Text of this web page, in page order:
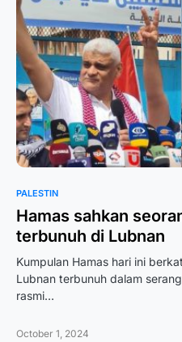
PALESTIN
Hamas sahkan
terbunuh di Lubnan
Kumpulan Hamas hari ini
Lubnan terbunuh dalam
rasmi…
October 1, 2024